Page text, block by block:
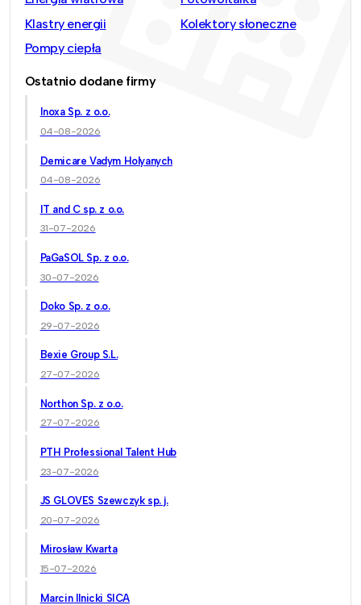
Klastry energii
Kolektory słoneczne
Pompy ciepła
Ostatnio dodane firmy
Inoxa Sp. z o.o.
04-08-2026
Demicare Vadym Holyanych
04-08-2026
IT and C sp. z o.o.
31-07-2026
PaGaSOL Sp. z o.o.
30-07-2026
Doko Sp. z o.o.
29-07-2026
Bexie Group S.L.
27-07-2026
Northon Sp. z o.o.
27-07-2026
PTH Professional Talent Hub
23-07-2026
JS GLOVES Szewczyk sp. j.
20-07-2026
Mirosław Kwarta
15-07-2026
Marcin Ilnicki SICA